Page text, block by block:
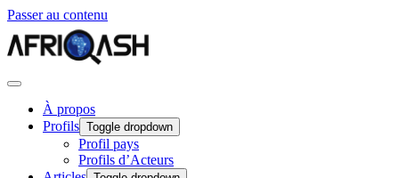
Passer au contenu
À propos
Profils Toggle dropdown
Profil pays
Profils d’Acteurs